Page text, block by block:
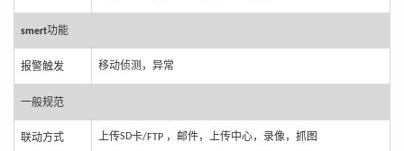
smert功能
报警触发 移动侦测，异常
一般规范
联动方式 上传SD卡/FTP ，邮件，上传中心，录像，抓图